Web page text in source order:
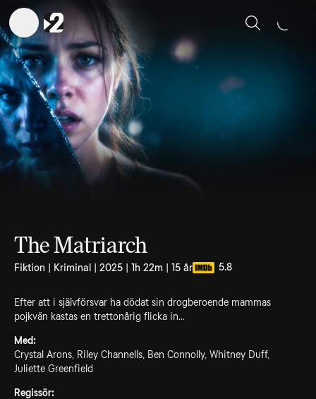
Sök
The Matriarch
Fiktion | Kriminal | 2025 | 1h 22m | 15 år 5.8
Efter att i självförsvar ha dödat sin drogberoende mammas
pojkvän kastas en trettonårig flicka in...
Med:
Crystal Arons, Riley Channells, Ben Connolly, Whitney Duff,
Juliette Greenfield
Regissör: